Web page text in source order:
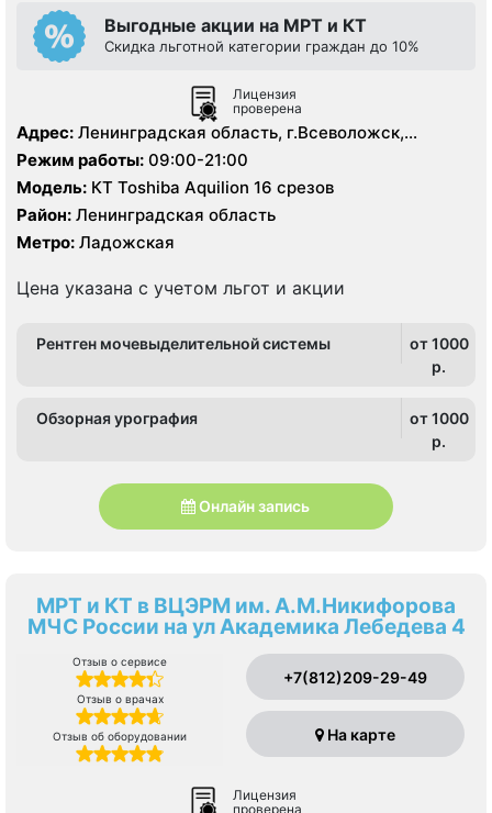
Выгодные акции на МРТ и КТ
Скидка льготной категории граждан до 10%
Лицензия
проверена
Адрес: Ленинградская область, г.Всеволожск,
Колтушское шоссе, д. 20
Режим работы: 09:00-21:00
Модель: КТ Toshiba Aquilion 16 срезов
Район: Ленинградская область
Метро: Ладожская
Цена указана с учетом льгот и акции
Рентген мочевыделительной системы
от 1000
p.
Обзорная урография
от 1000
p.
Онлайн запись
МРТ и КТ в ВЦЭРМ им. А.М.Никифорова
МЧС России на ул Академика Лебедева 4
Отзыв о сервисе
Отзыв о врачах
Отзыв об оборудовании
+7(812)209-29-49
На карте
Лицензия
проверена